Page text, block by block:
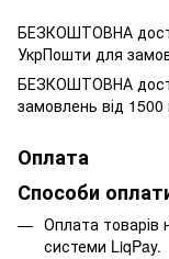
БЕЗКОШТОВНА
УкрПошти для
БЕЗКОШТОВНА
замовлень від 1500
Оплата
Способи
Оплата товарів
системи LiqPay.